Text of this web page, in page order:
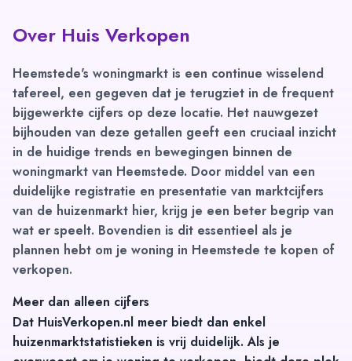
Over Huis Verkopen
Heemstede's woningmarkt is een continue wisselend
tafereel, een gegeven dat je terugziet in de frequent
bijgewerkte cijfers op deze locatie. Het nauwgezet
bijhouden van deze getallen geeft een cruciaal inzicht
in de huidige trends en bewegingen binnen de
woningmarkt van Heemstede. Door middel van een
duidelijke registratie en presentatie van marktcijfers
van de huizenmarkt hier, krijg je een beter begrip van
wat er speelt. Bovendien is dit essentieel als je
plannen hebt om je woning in Heemstede te kopen of
verkopen.
Meer dan alleen cijfers
Dat HuisVerkopen.nl meer biedt dan enkel
huizenmarktstatistieken is vrij duidelijk. Als je